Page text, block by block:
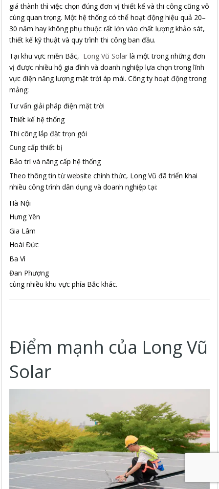
giá thành thì việc chọn đúng đơn vị thiết kế và thi công cũng vô
cùng quan trọng. Một hệ thống có thể hoạt động hiệu quả 20–
30 năm hay không phụ thuộc rất lớn vào chất lượng khảo sát,
thiết kế kỹ thuật và quy trình thi công ban đầu.
Tại khu vực miền Bắc, Long Vũ Solar là một trong những đơn
vị được nhiều hộ gia đình và doanh nghiệp lựa chọn trong lĩnh
vực điện năng lượng mặt trời áp mái. Công ty hoạt động trong
mảng:
Tư vấn giải pháp điện mặt trời
Thiết kế hệ thống
Thi công lắp đặt trọn gói
Cung cấp thiết bị
Bảo trì và nâng cấp hệ thống
Theo thông tin từ website chính thức, Long Vũ đã triển khai
nhiều công trình dân dụng và doanh nghiệp tại:
Hà Nội
Hưng Yên
Gia Lâm
Hoài Đức
Ba Vì
Đan Phượng
cùng nhiều khu vực phía Bắc khác.
Điểm mạnh của Long Vũ
Solar